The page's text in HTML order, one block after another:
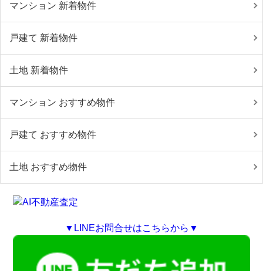
マンション 新着物件
戸建て 新着物件
土地 新着物件
マンション おすすめ物件
戸建て おすすめ物件
土地 おすすめ物件
▼LINEお問合せはこちらから▼